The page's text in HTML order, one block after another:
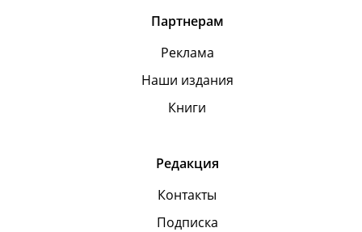
Партнерам
Реклама
Наши издания
Книги
Редакция
Контакты
Подписка